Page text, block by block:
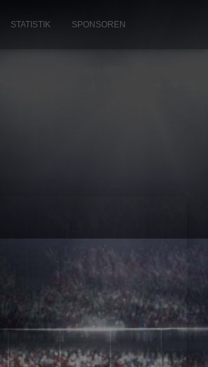
STATISTIK SPONSOREN